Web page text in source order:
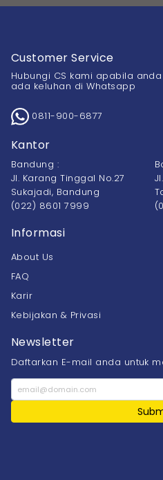
Customer Service
Hubungi CS kami apabila
ada keluhan di Whatsapp
0811-900-6877
Kantor
Bandung :
Jl. Karang Tinggal No.27
Sukajadi, Bandung
(022) 8601 7999
Informasi
About Us
FAQ
Karir
Kebijakan & Privasi
Newsletter
Daftarkan E-mail anda untuk